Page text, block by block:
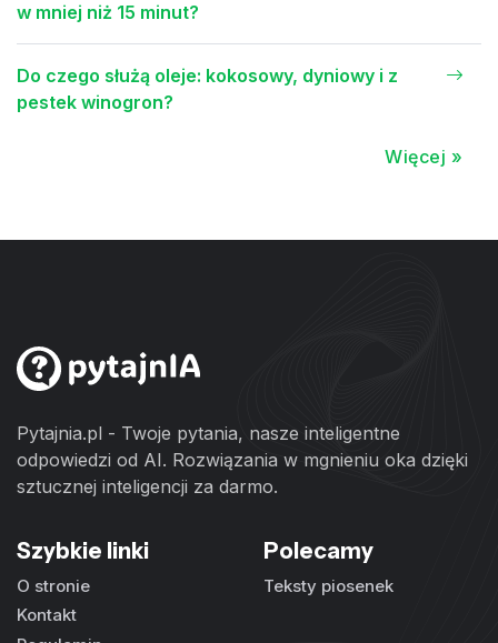
w mniej niż 15 minut?
Do czego służą oleje: kokosowy, dyniowy i z
pestek winogron?
Więcej »
Pytajnia.pl - Twoje pytania, nasze inteligentne
odpowiedzi od AI. Rozwiązania w mgnieniu oka dzięki
sztucznej inteligencji za darmo.
Szybkie linki
O stronie
Kontakt
Polecamy
Teksty piosenek